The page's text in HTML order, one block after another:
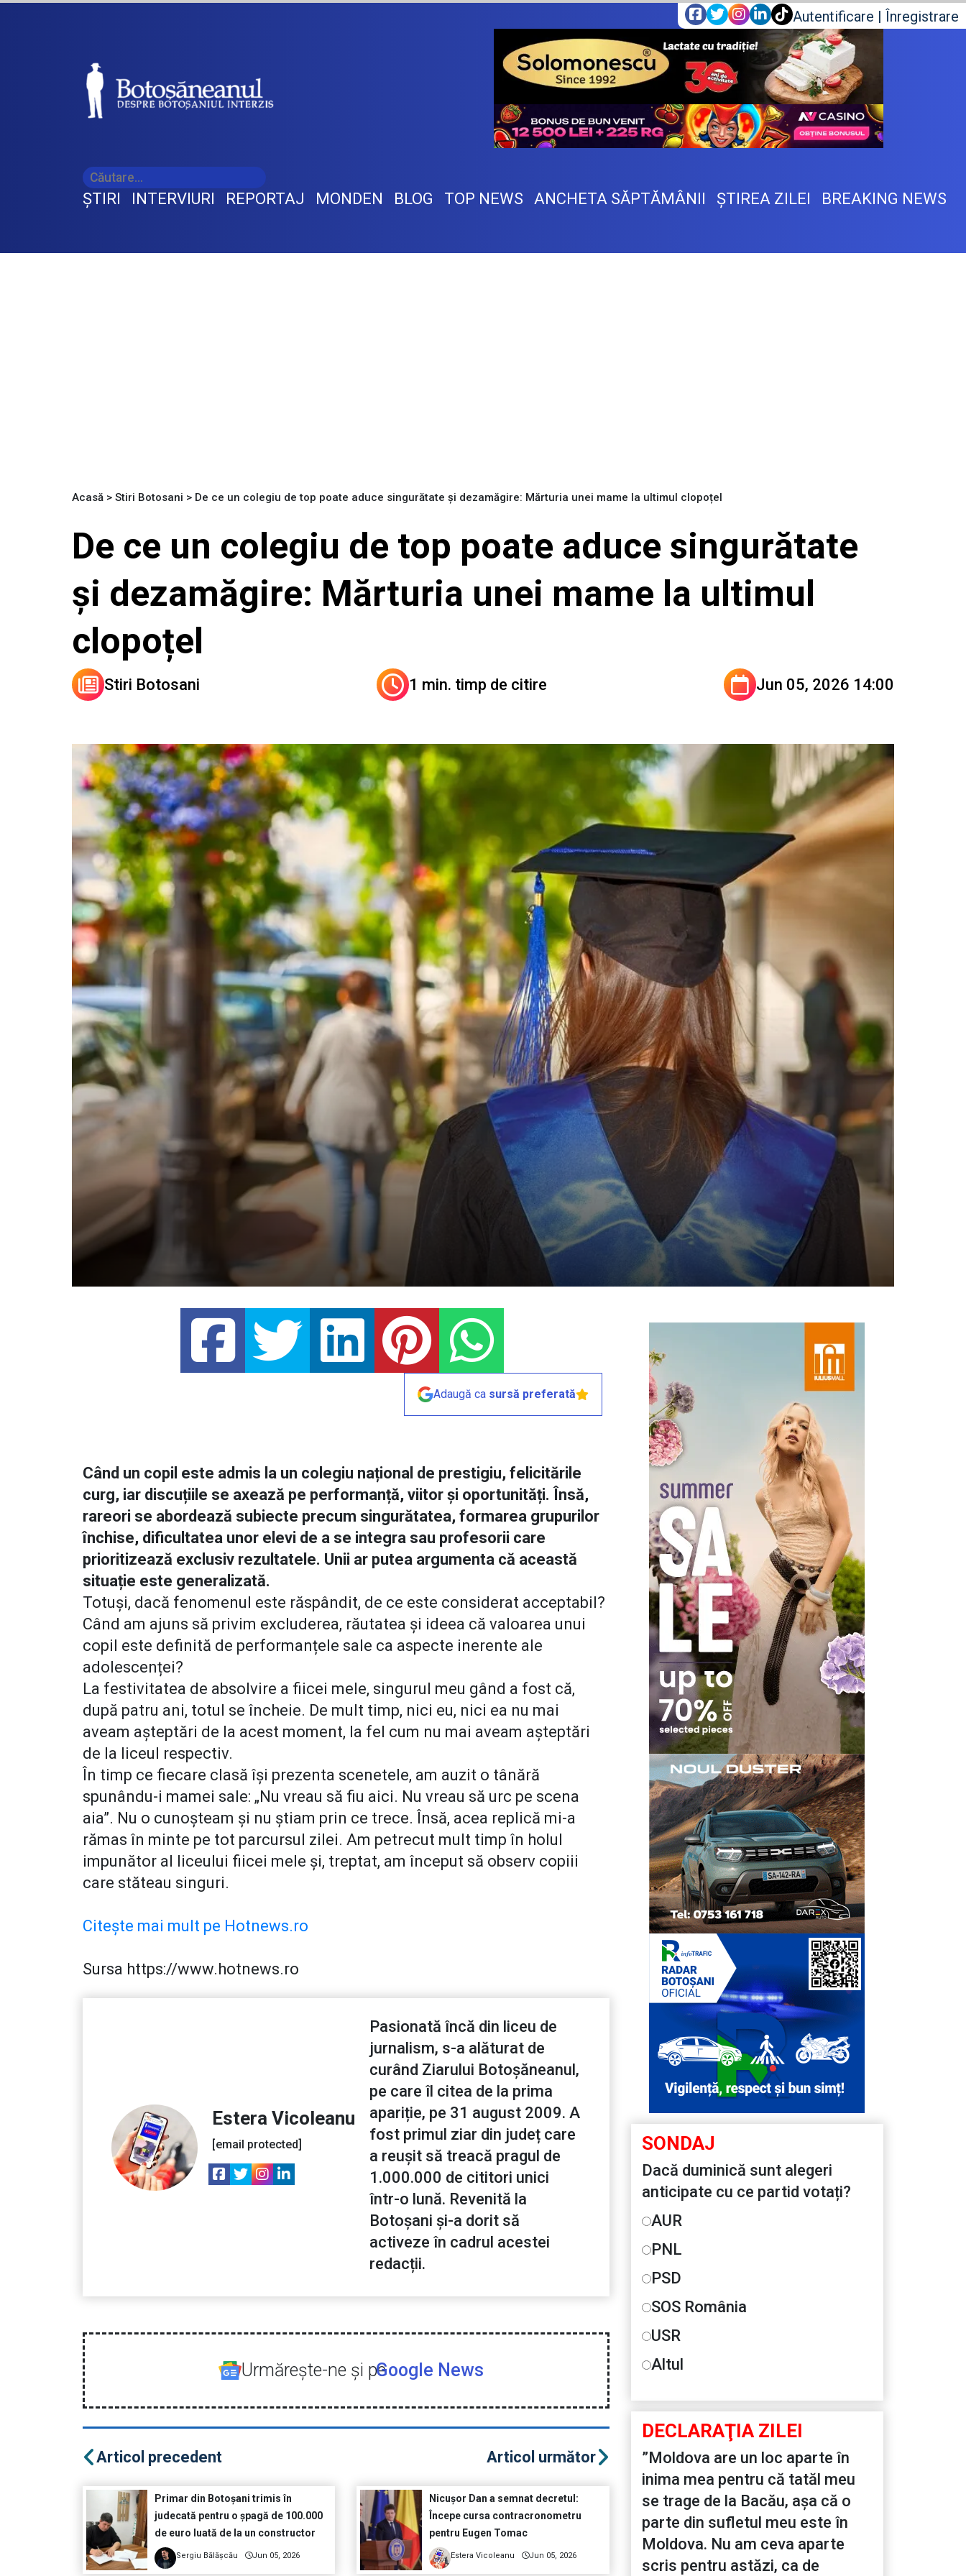
Autentificare | Înregistrare
ŞTIRI INTERVIURI REPORTAJ MONDEN BLOG TOP NEWS ANCHETA SĂPTĂMÂNII ŞTIREA ZILEI BREAKING NEWS
Acasă > Stiri Botosani > De ce un colegiu de top poate aduce singurătate și dezamăgire: Mărturia unei mame la ultimul clopoțel
De ce un colegiu de top poate aduce singurătate
și dezamăgire: Mărturia unei mame la ultimul
clopoțel
Stiri Botosani 1 min. timp de citire Jun 05, 2026 14:00
Adaugă ca sursă preferată
Când un copil este admis la un colegiu național de prestigiu, felicitările
curg, iar discuțiile se axează pe performanță, viitor și oportunități. Însă,
rareori se abordează subiecte precum singurătatea, formarea grupurilor
închise, dificultatea unor elevi de a se integra sau profesorii care
prioritizează exclusiv rezultatele. Unii ar putea argumenta că această
situație este generalizată.
Totuși, dacă fenomenul este răspândit, de ce este considerat acceptabil?
Când am ajuns să privim excluderea, răutatea și ideea că valoarea unui
copil este definită de performanțele sale ca aspecte inerente ale
adolescenței?
La festivitatea de absolvire a fiicei mele, singurul meu gând a fost că,
după patru ani, totul se încheie. De mult timp, nici eu, nici ea nu mai
aveam așteptări de la acest moment, la fel cum nu mai aveam așteptări
de la liceul respectiv.
În timp ce fiecare clasă își prezenta scenetele, am auzit o tânără
spunându-i mamei sale: „Nu vreau să fiu aici. Nu vreau să urc pe scena
aia”. Nu o cunoșteam și nu știam prin ce trece. Însă, acea replică mi-a
rămas în minte pe tot parcursul zilei. Am petrecut mult timp în holul
impunător al liceului fiicei mele și, treptat, am început să observ copiii
care stăteau singuri.
Citește mai mult pe Hotnews.ro
Sursa https://www.hotnews.ro
Estera Vicoleanu
[email protected]
Pasionată încă din liceu de
jurnalism, s-a alăturat de
curând Ziarului Botoșăneanul,
pe care îl citea de la prima
apariție, pe 31 august 2009. A
fost primul ziar din județ care
a reușit să treacă pragul de
1.000.000 de cititori unici
într-o lună. Revenită la
Botoșani și-a dorit să
activeze în cadrul acestei
redacții.
Urmăreşte-ne şi peGoogle News
Articol precedent
Primar din Botoșani trimis în
judecată pentru o șpagă de 100.000
de euro luată de la un constructor
Sergiu Bălășcău Jun 05, 2026
Articol următor
Nicușor Dan a semnat decretul:
Începe cursa contracronometru
pentru Eugen Tomac
Estera Vicoleanu Jun 05, 2026
SONDAJ
Dacă duminică sunt alegeri
anticipate cu ce partid votați?
AUR
PNL
PSD
SOS România
USR
Altul
DECLARAŢIA ZILEI
”Moldova are un loc aparte în
inima mea pentru că tatăl meu
se trage de la Bacău, așa că o
parte din sufletul meu este în
Moldova. Nu am ceva aparte
scris pentru astăzi, ca de